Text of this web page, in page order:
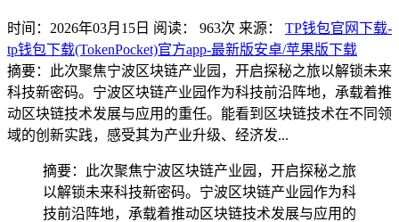
时间：2026年03月15日 阅读： 963次 来源： TP钱包官网下载-
tp钱包下载(TokenPocket)官方app-最新版安卓/苹果版下载
摘要：此次聚焦宁波区块链产业园，开启探秘之旅以解锁未来
科技新密码。宁波区块链产业园作为科技前沿阵地，承载着推
动区块链技术发展与应用的重任。能看到区块链技术在不同领
域的创新实践，感受其为产业升级、经济发...
摘要：此次聚焦宁波区块链产业园，开启探秘之旅
以解锁未来科技新密码。宁波区块链产业园作为科
技前沿阵地，承载着推动区块链技术发展与应用的